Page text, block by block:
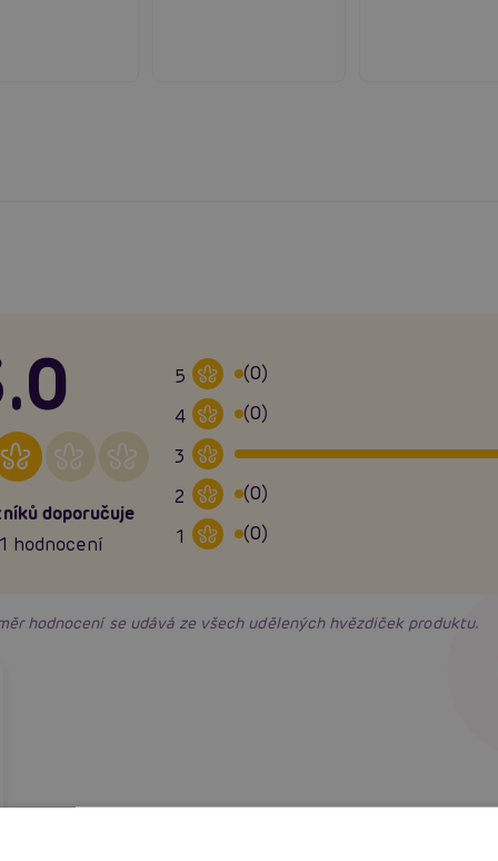
doporučuje
hodnocení
5
(0)
4
(0)
3
2
(0)
1
(0)
hodnocení se udává ze všech udělených hvězdiček produktu.